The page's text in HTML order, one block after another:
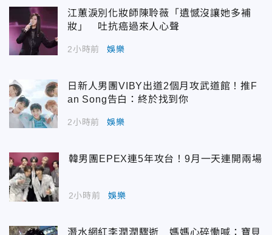
江蕙淚別化妝師陳聆薇「遺憾沒讓她多補
妝」 吐抗癌過來人心聲
2小時前 娛樂
日新人男團VIBY出道2個月攻武道館！推F
an Song告白：終於找到你
2小時前 娛樂
韓男團EPEX連5年攻台！9月一天連開兩場
2小時前 娛樂
潛水網紅李潤潤驟逝 媽媽心碎慟喊：寶貝